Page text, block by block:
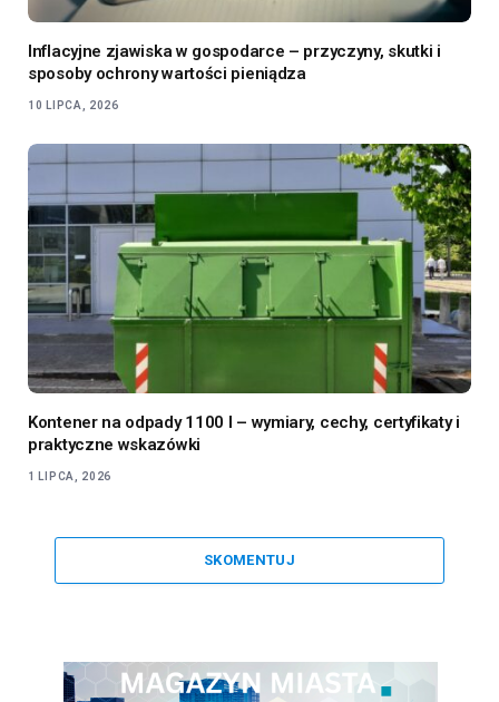
Inflacyjne zjawiska w gospodarce – przyczyny, skutki i
sposoby ochrony wartości pieniądza
10 LIPCA, 2026
Kontener na odpady 1100 l – wymiary, cechy, certyfikaty i
praktyczne wskazówki
1 LIPCA, 2026
SKOMENTUJ